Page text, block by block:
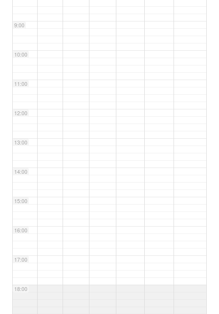
9:00
10:00
11:00
12:00
13:00
14:00
15:00
16:00
17:00
18:00